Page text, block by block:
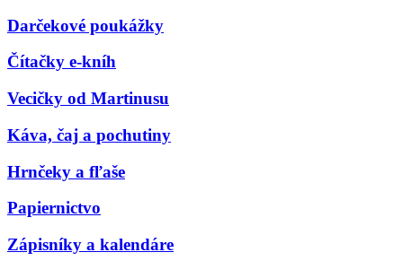
Darčekové poukážky
Čítačky e-kníh
Vecičky od Martinusu
Káva, čaj a pochutiny
Hrnčeky a fľaše
Papiernictvo
Zápisníky a kalendáre